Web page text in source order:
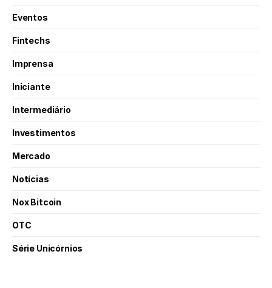
Eventos
Fintechs
Imprensa
Iniciante
Intermediário
Investimentos
Mercado
Notícias
Nox Bitcoin
OTC
Série Unicórnios